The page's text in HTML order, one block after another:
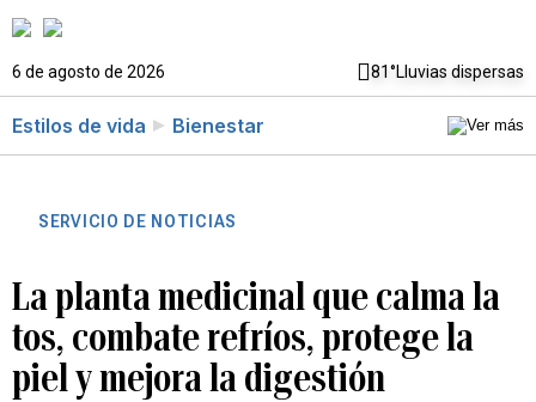
6 de agosto de 2026 81°Lluvias dispersas
Estilos de vida Bienestar
SERVICIO DE NOTICIAS
La planta medicinal que calma la
tos, combate refríos, protege la
piel y mejora la digestión